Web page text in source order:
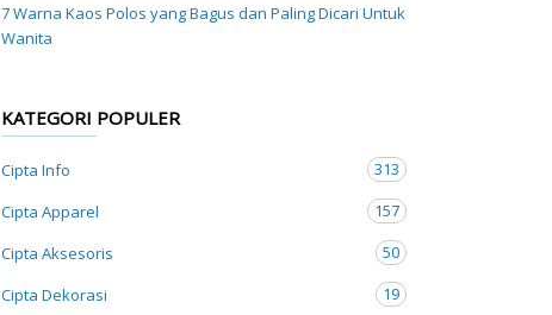
7 Warna Kaos Polos yang Bagus dan Paling Dicari Untuk
Wanita
KATEGORI POPULER
Cipta Info
313
Cipta Apparel
157
Cipta Aksesoris
50
Cipta Dekorasi
19